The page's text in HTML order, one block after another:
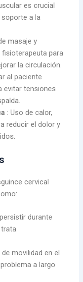
es crucial
a la
masaje y
para
la circulación.
al paciente
evitar tensiones
: Uso de calor,
reducir el dolor y
cervical
durante
de movilidad en el
a largo